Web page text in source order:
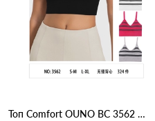
Топ Comfort OUNO BC 3562 Различные цвета